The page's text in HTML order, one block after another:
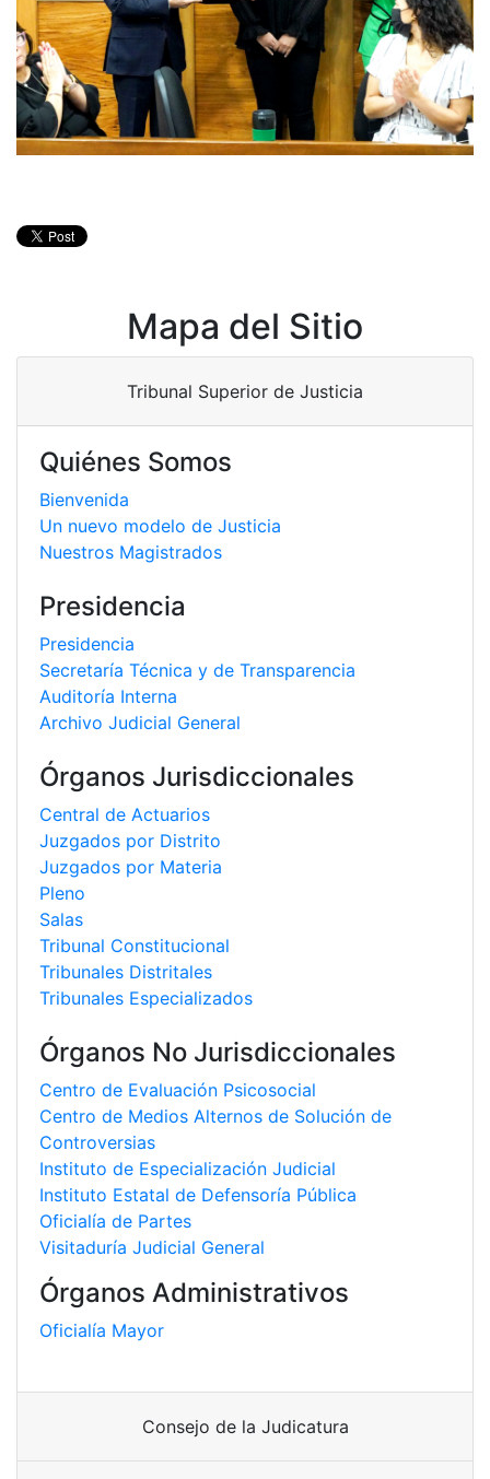
Mapa del Sitio
Tribunal Superior de Justicia
Quiénes Somos
Bienvenida
Un nuevo modelo de Justicia
Nuestros Magistrados
Presidencia
Presidencia
Secretaría Técnica y de Transparencia
Auditoría Interna
Archivo Judicial General
Órganos Jurisdiccionales
Central de Actuarios
Juzgados por Distrito
Juzgados por Materia
Pleno
Salas
Tribunal Constitucional
Tribunales Distritales
Tribunales Especializados
Órganos No Jurisdiccionales
Centro de Evaluación Psicosocial
Centro de Medios Alternos de Solución de
Controversias
Instituto de Especialización Judicial
Instituto Estatal de Defensoría Pública
Oficialía de Partes
Visitaduría Judicial General
Órganos Administrativos
Oficialía Mayor
Consejo de la Judicatura